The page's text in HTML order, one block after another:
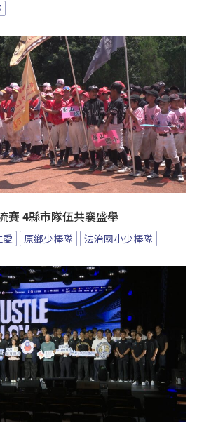
賽 4縣市隊伍共襄盛舉
愛 原鄉少棒隊 法治國小少棒隊